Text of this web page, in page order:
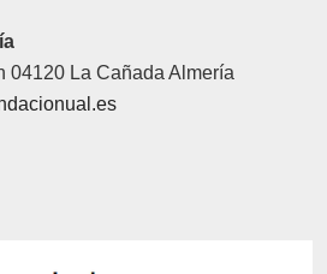
04120 La Cañada Almería